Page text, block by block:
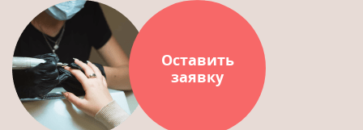
Оставить
заявку